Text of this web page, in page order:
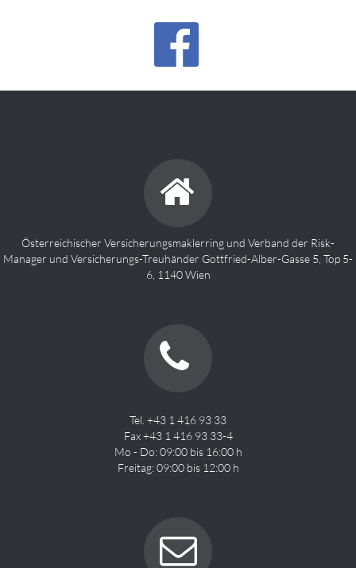
Österreichischer Versicherungsmaklerring und Verband der Risk-
Manager und Versicherungs-Treuhänder Gottfried-Alber-Gasse 5, Top 5-
6, 1140 Wien
Tel. +43 1 416 93 33
Fax +43 1 416 93 33-4
Mo - Do: 09:00 bis 16:00 h
Freitag: 09:00 bis 12:00 h